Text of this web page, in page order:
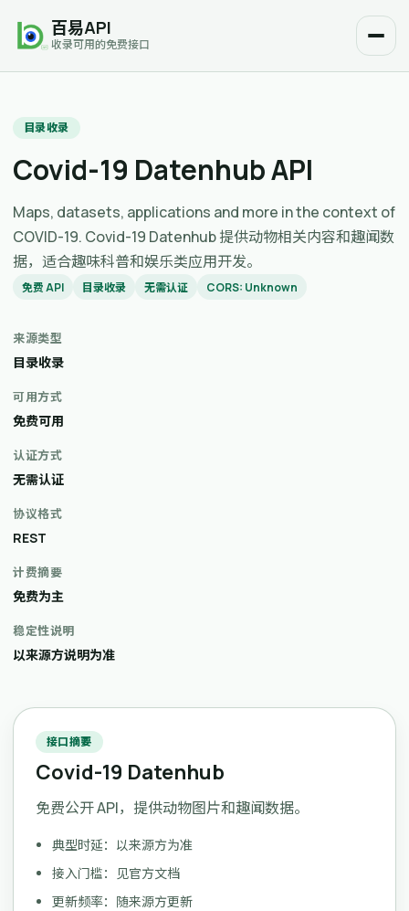
百易API
收录可用的免费接口
目录收录
Covid-19 Datenhub API
Maps, datasets, applications and more in the context of
COVID-19. Covid-19 Datenhub 提供动物相关内容和趣闻数
据，适合趣味科普和娱乐类应用开发。
免费 API 目录收录 无需认证 CORS: Unknown
来源类型
目录收录
可用方式
免费可用
认证方式
无需认证
协议格式
REST
计费摘要
免费为主
稳定性说明
以来源方说明为准
接口摘要
Covid-19 Datenhub
免费公开 API，提供动物图片和趣闻数据。
典型时延：以来源方为准
接入门槛：见官方文档
更新频率：随来源方更新